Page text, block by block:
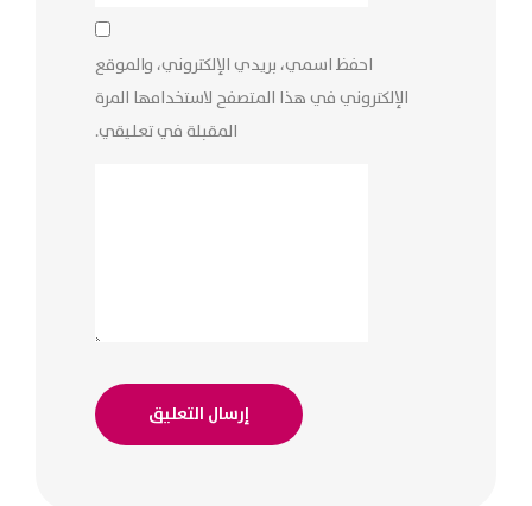
احفظ اسمي، بريدي الإلكتروني، والموقع
الإلكتروني في هذا المتصفح لاستخدامها المرة
المقبلة في تعليقي.